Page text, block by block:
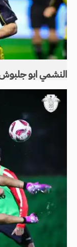
النشمي ابو